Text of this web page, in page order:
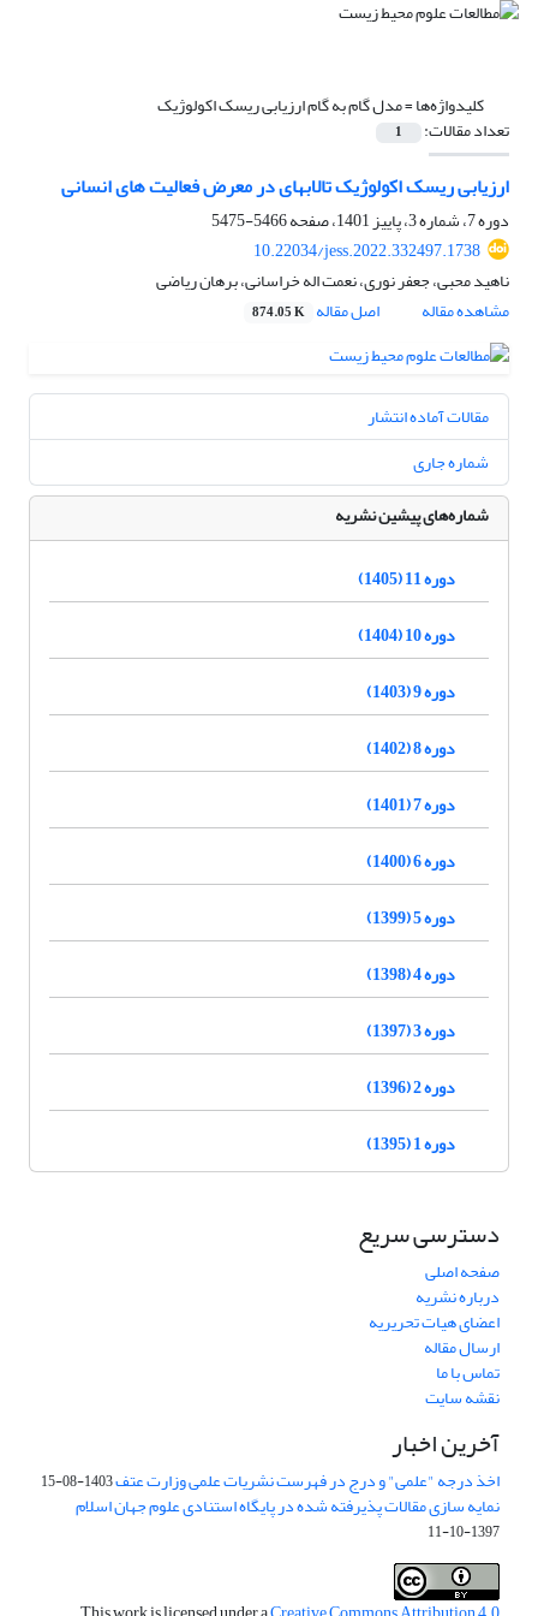
کلیدواژه‌ها =مدل گام به گام ارزیابی ریسک اکولوژیک
تعداد مقالات: 1
ارزیابی ریسک اکولوژیک تالابهای در معرض فعالیت های انسانی
دوره 7، شماره 3، پاییز 1401، صفحه
5466-5475
10.22034/jess.2022.332497.1738
ناهید محبی، جعفر نوری، نعمت اله خراسانی، برهان ریاضی
مشاهده مقاله
اصل مقاله 874.05 K
مقالات آماده انتشار
شماره جاری
شماره‌های پیشین نشریه
دوره 11 (1405)
دوره 10 (1404)
دوره 9 (1403)
دوره 8 (1402)
دوره 7 (1401)
دوره 6 (1400)
دوره 5 (1399)
دوره 4 (1398)
دوره 3 (1397)
دوره 2 (1396)
دوره 1 (1395)
دسترسی سریع
صفحه اصلی
درباره نشریه
اعضای هیات تحریریه
ارسال مقاله
تماس با ما
نقشه سایت
آخرین اخبار
اخذ درجه "علمی" و درج در فهرست نشریات علمی وزارت عتف1403-08-15
نمایه سازی مقالات پذیرفته شده در پایگاه استنادی علوم جهان اسلام
1397-10-11